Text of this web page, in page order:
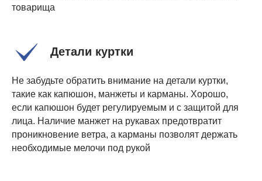
товарища
Детали куртки
Не забудьте обратить внимание на детали куртки,
такие как капюшон, манжеты и карманы. Хорошо,
если капюшон будет регулируемым и с защитой для
лица. Наличие манжет на рукавах предотвратит
проникновение ветра, а карманы позволят держать
необходимые мелочи под рукой